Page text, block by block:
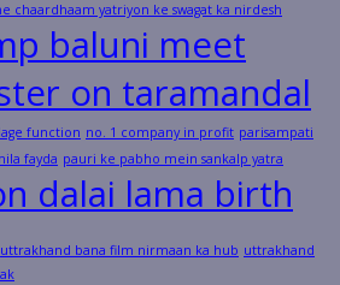
chaardhaam yatriyon ke swagat ka nirdesh
baluni meet
on taramandal
function no. 1 company in profit parisampati
fayda pauri ke pabho mein sankalp yatra
dalai lama birth
uttrakhand bana film nirmaan ka hub uttrakhand